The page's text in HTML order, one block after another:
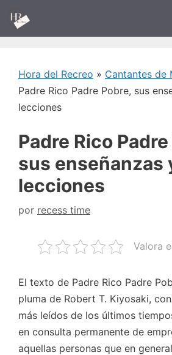
Saltar
contenido
Hora del Recreo » Cantantes de
Padre Rico Padre Pobre, sus
lecciones
Padre Rico
sus enseñanzas
lecciones
por recess time
Valora
El texto de Padre Rico Padre
pluma de Robert T. Kiyosaki,
más leídos de los últimos
en consulta permanente de
aquellas personas que en